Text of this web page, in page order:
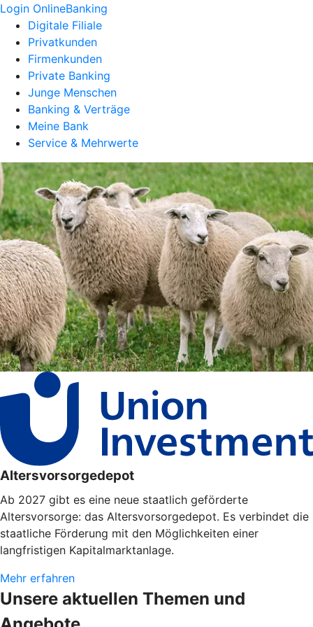
Login OnlineBanking
Digitale Filiale
Privatkunden
Firmenkunden
Private Banking
Junge Menschen
Banking & Verträge
Meine Bank
Service & Mehrwerte
Altersvorsorgedepot
Ab 2027 gibt es eine neue staatlich geförderte
Altersvorsorge: das Altersvorsorgedepot. Es verbindet die
staatliche Förderung mit den Möglichkeiten einer
langfristigen Kapitalmarktanlage.
Mehr erfahren
Unsere aktuellen Themen und